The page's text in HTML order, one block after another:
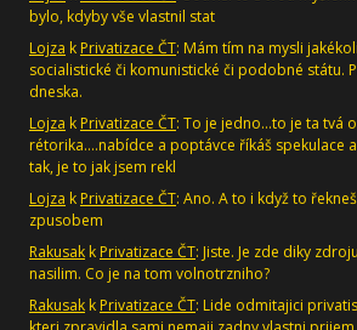
bylo, kdyby vše vlastnil stat
Lojza k Privatizace ČT: Mám tím na mysli
socialistické či komunistické či podobné státu.
dneska.
Lojza k Privatizace ČT: To je jedno...to je ta tvá
rétorika....nabídce a poptávce říkáš spekulace
tak, je to jak jsem rekl
Lojza k Privatizace ČT: Ano. A to i když to
zpusobem
Rakusak k Privatizace ČT: Jiste. Je zde diky
nasilim. Co je na tom volnotrzniho?
Rakusak k Privatizace ČT: Lide odmitajici